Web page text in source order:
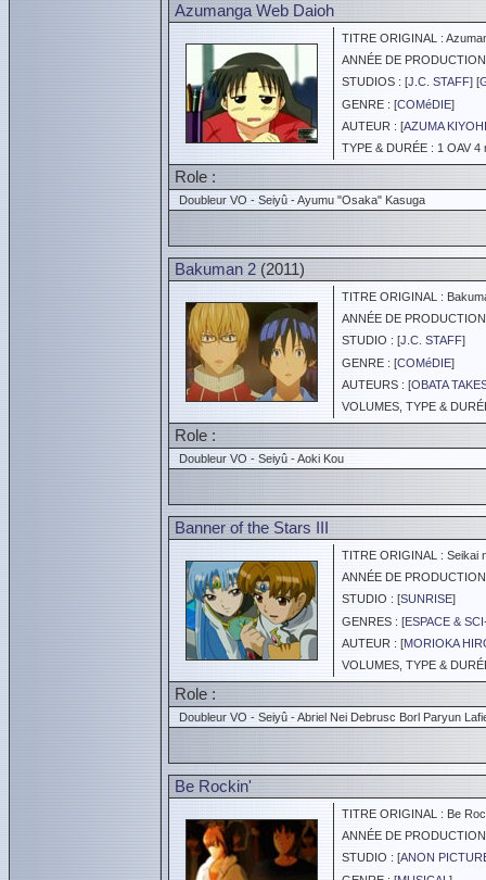
Azumanga Web Daioh
TITRE ORIGINAL :
ANNÉE DE
STUDIOS : [J.C. STAFF] [
GENRE : [COMéDIE]
AUTEUR : [AZUMA
TYPE & DURÉE : 1 OAV 4
Role :
Doubleur VO - Seiyû - Ayumu "Osaka" Kasuga
Bakuman 2 (2011)
TITRE ORIGINAL :
ANNÉE DE
STUDIO : [J.C. STAFF]
GENRE : [COMéDIE]
AUTEURS : [OBATA
VOLUMES, TYPE &
Role :
Doubleur VO - Seiyû - Aoki Kou
Banner of the Stars III
TITRE ORIGINAL : Seikai
ANNÉE DE
STUDIO : [SUNRISE]
GENRES : [ESPACE &
AUTEUR : [MORIOKA
VOLUMES, TYPE &
Role :
Doubleur VO - Seiyû - Abriel Nei Debrusc Borl Paryun
Be Rockin'
TITRE ORIGINAL : Be
ANNÉE DE
STUDIO : [ANON